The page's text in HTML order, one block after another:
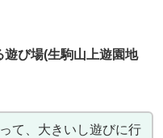
び場(生駒山上遊園地
て、大きいし遊びに行